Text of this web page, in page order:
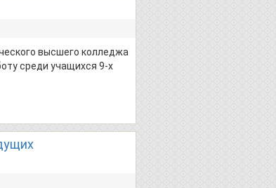
высшего колледжа
среди учащихся 9-х